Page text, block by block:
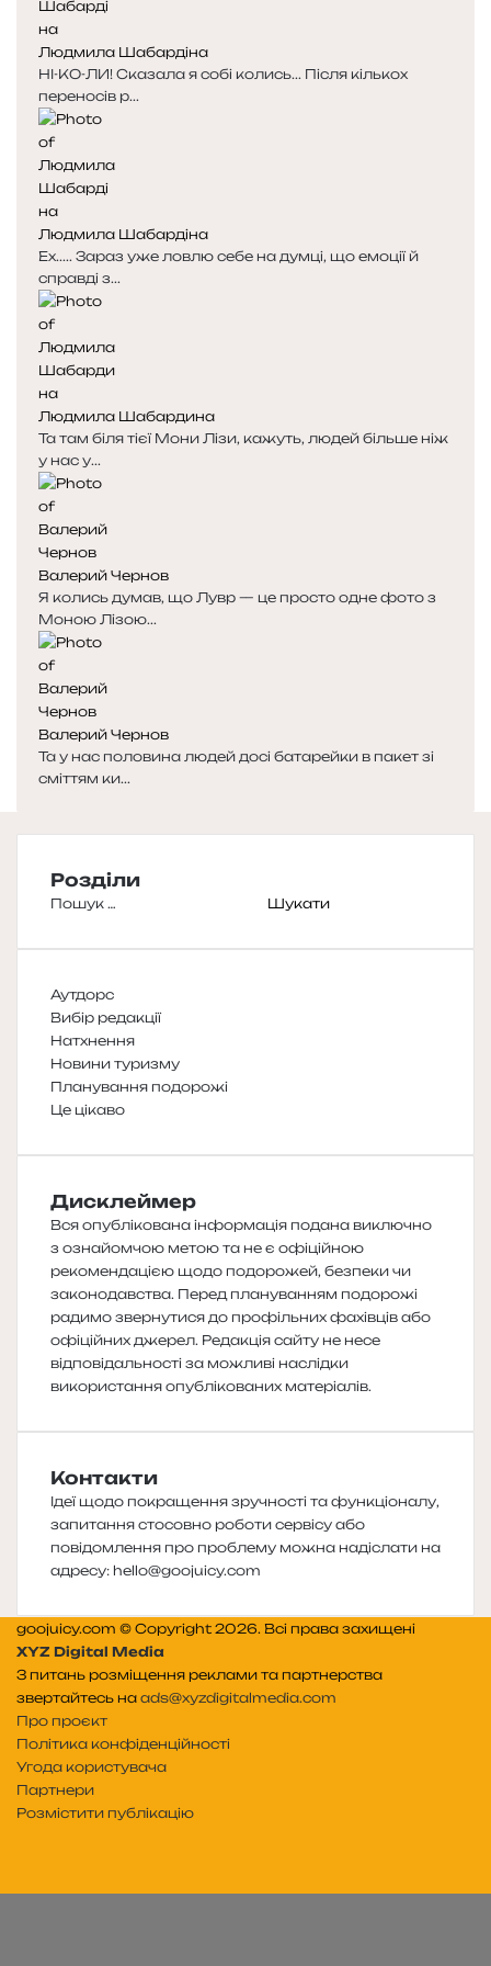
а
а
Людмила Шабардіна
НІ-КО-ЛИ! Сказала я собі колись... Після кількох
переносів р...
Людмила Шабардіна
Ех..... Зараз уже ловлю себе на думці, що емоції й
справді з...
Людмила Шабардина
Та там біля тієї Мони Лізи, кажуть, людей більше ніж
у нас у...
Валерий Чернов
Я колись думав, що Лувр — це просто одне фото з
Моною Лізою...
Валерий Чернов
Та у нас половина людей досі батарейки в пакет зі
сміттям ки...
Розділи
Пошук:
Аутдорс
Вибір редакції
Натхнення
Новини туризму
Планування подорожі
Це цікаво
Дисклеймер
Вся опублікована інформація подана виключно
з ознайомчою метою та не є офіційною
рекомендацією щодо подорожей, безпеки чи
законодавства. Перед плануванням подорожі
радимо звернутися до профільних фахівців або
офіційних джерел. Редакція сайту не несе
відповідальності за можливі наслідки
використання опублікованих матеріалів.
Контакти
Ідеї щодо покращення зручності та функціоналу,
запитання стосовно роботи сервісу або
повідомлення про проблему можна надіслати на
адресу: hello@goojuicy.com
goojuicy.com © Copyright 2026. Всі права захищені
XYZ Digital Media
З питань розміщення реклами та партнерства
звертайтесь на ads@xyzdigitalmedia.com
Про проєкт
Політика конфіденційності
Угода користувача
Партнери
Розмістити публікацію